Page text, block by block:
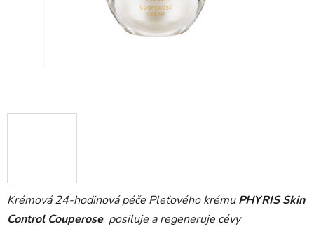
Krémová 24-hodinová péče Pleťového krémuPHYRIS Skin
Control Couperose posiluje a regeneruje cévy